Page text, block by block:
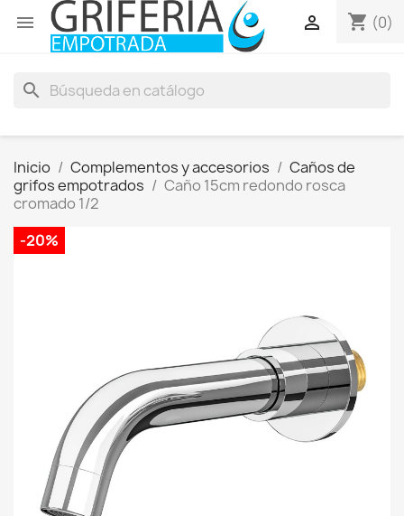
 shopping_cart (0)

search
Inicio Complementos y accesorios
Caños de
grifos empotrados
Caño 15cm redondo rosca
cromado 1/2
-20%